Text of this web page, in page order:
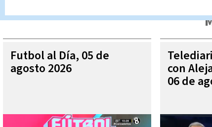
Futbol al Día, 05 de
agosto 2026 con
06 de